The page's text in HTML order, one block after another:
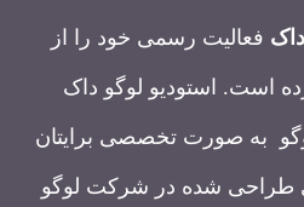
فعالیت رسمی خود را از
کرده است. استودیو لوگو داک
به صورت تخصصی برایتان
طراحی شده در شرکت لوگو